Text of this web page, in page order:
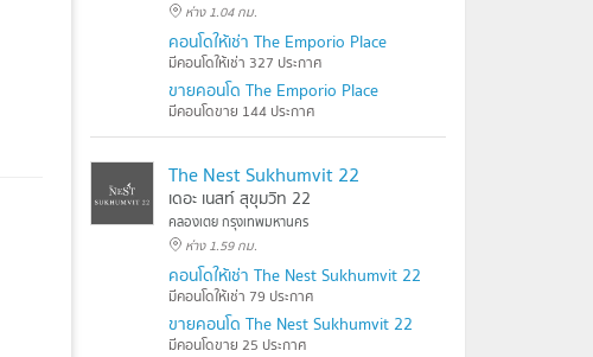
ห่าง 1.04 กม.
คอนโดให้เช่า The Emporio Place
มีคอนโดให้เช่า 327 ประกาศ
ขายคอนโด The Emporio Place
มีคอนโดขาย 144 ประกาศ
The Nest Sukhumvit 22
เดอะ เนสท์ สุขุมวิท 22
คลองเตย กรุงเทพมหานคร
ห่าง 1.59 กม.
คอนโดให้เช่า The Nest Sukhumvit 22
มีคอนโดให้เช่า 79 ประกาศ
ขายคอนโด The Nest Sukhumvit 22
มีคอนโดขาย 25 ประกาศ